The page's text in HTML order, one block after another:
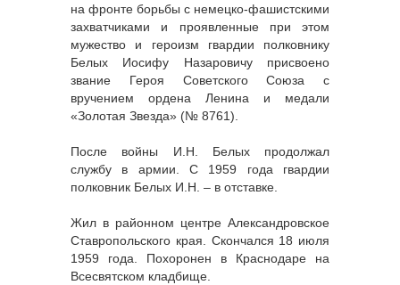
на фронте борьбы с немецко-фашистскими
захватчиками и проявленные при этом
мужество и героизм гвардии полковнику
Белых Иосифу Назаровичу присвоено
звание Героя Советского Союза с
вручением ордена Ленина и медали
«Золотая Звезда» (№ 8761).
После войны И.Н. Белых продолжал
службу в армии. С 1959 года гвардии
полковник Белых И.Н. – в отставке.
Жил в районном центре Александровское
Ставропольского края. Скончался 18 июля
1959 года. Похоронен в Краснодаре на
Всесвятском кладбище.